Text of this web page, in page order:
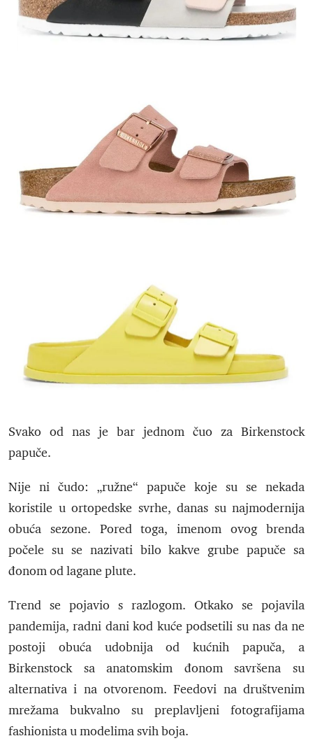
Svako od nas je bar jednom čuo za Birkenstock
papuče.
Nije ni čudo: „ružne“ papuče koje su se nekada
koristile u ortopedske svrhe, danas su najmodernija
obuća sezone. Pored toga, imenom ovog brenda
počele su se nazivati bilo kakve grube papuče sa
đonom od lagane plute.
Trend se pojavio s razlogom. Otkako se pojavila
pandemija, radni dani kod kuće podsetili su nas da ne
postoji obuća udobnija od kućnih papuča, a
Birkenstock sa anatomskim đonom savršena su
alternativa i na otvorenom. Feedovi na društvenim
mrežama bukvalno su preplavljeni fotografijama
fashionista u modelima svih boja.